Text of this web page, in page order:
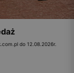
do 12.08.2026r.